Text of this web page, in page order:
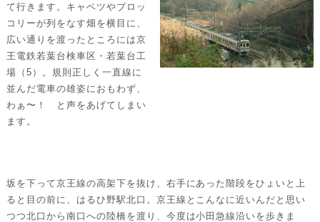
て行きます。キャベツやブロッ
コリーが列をなす畑を横目に、
広い通りを渡ったところには京
王電鉄若葉台検車区・若葉台工
場（5）。規則正しく一直線に
並んだ電車の雄姿におもわず、
わぁ〜！ と声をあげてしまい
ます。
坂を下って京王線の高架下を抜け、右手にあった階段をひょいと上
ると目の前に、はるひ野駅北口。京王線とこんなに近いんだと思い
つつ北口から南口への陸橋を渡り、今度は小田急線沿いを歩きま